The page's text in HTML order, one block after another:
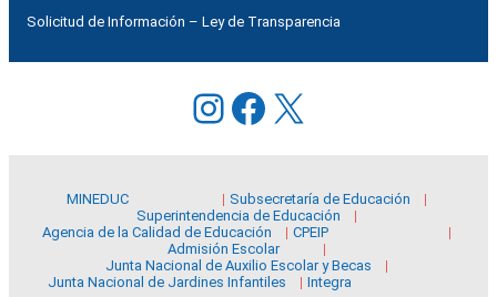
Solicitud de Información – Ley de Transparencia
Instagram
Facebook
X
MINEDUC
Subsecretaría de Educación
Superintendencia de Educación
Agencia de la Calidad de Educación
CPEIP
Admisión Escolar
Junta Nacional de Auxilio Escolar y Becas
Junta Nacional de Jardines Infantiles
Integra